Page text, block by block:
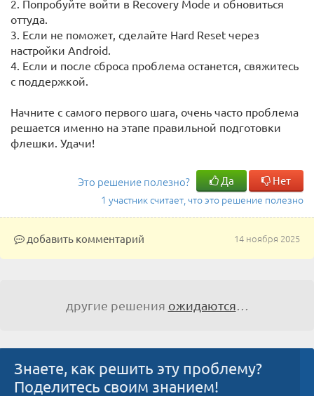
2. Попробуйте войти в Recovery Mode и обновиться
оттуда.
3. Если не поможет, сделайте Hard Reset через
настройки Android.
4. Если и после сброса проблема останется, свяжитесь
с поддержкой.
Начните с самого первого шага, очень часто проблема
решается именно на этапе правильной подготовки
флешки. Удачи!
Это решение полезно? Да Нет
1 участник считает, что это решение полезно
14 ноября 2025
добавить комментарий
другие решения ожидаются
Знаете, как решить эту проблему?
Поделитесь своим знанием!